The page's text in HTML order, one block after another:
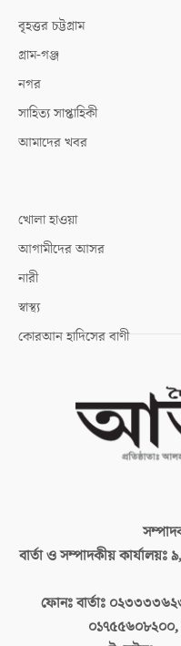
বৃহত্তর চট্টগ্রাম
গ্রাম-গঞ্জ
নগর
সাহিত্য সাপ্তাহিকী
আমাদের খবর
খোলা হাওয়া
আগামীদের আসর
নারী
স্বাস্থ্য
কোরআন হাদিসের বাণী
বার্তা ও সম্পাদকীয় কার্যালয়ঃ
ফোনঃ বার্তাঃ
০১৭৫৫৬০৮২০০,